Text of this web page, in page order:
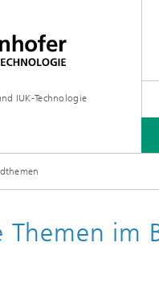
IUK-Technologie
Themen im